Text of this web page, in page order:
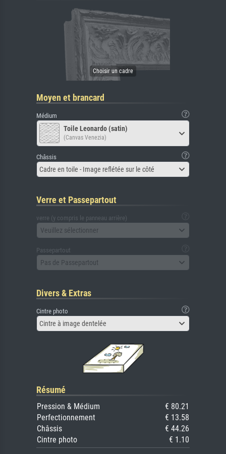
Moyen et brancard
Médium
Toile Leonardo (satin)
(Canvas Venezia)
Châssis
Cadre en toile - Image reflétée sur le côté
Verre et Passepartout
verre (y compris le panneau arrière)
Veuillez sélectionner
Passepartout
Pas de Passepartout
Divers & Extras
Cintre photo
Cintre à image dentelée
Résumé
Pression & Médium
€ 80.21
Perfectionnement
€ 13.58
Châssis
€ 44.26
Cintre photo
€ 1.10